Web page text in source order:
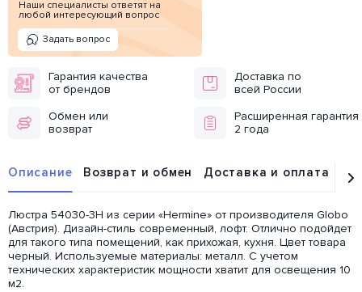
Наши специалисты ответят на
любой интересующий вопрос
Задать вопрос
Гарантия качества
от брендов
Доставка по
всей России
Обмен или
возврат
Расширенная гарантия
2 года
Описание Возврат и обмен Доставка и оплата
Люстра 54030-3H из серии «Hermine» от производителя Globo
(Австрия). Дизайн-стиль современный, лофт. Отлично подойдет
для такого типа помещений, как прихожая, кухня. Цвет товара
черный. Используемые материалы: металл. С учетом
технических характеристик мощности хватит для освещения 10
м2.